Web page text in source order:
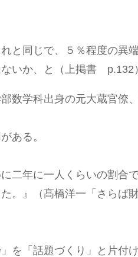
と同じで、５％程度の異
いか、と（上掲書 p.132
数学科出身の元大蔵官僚
ある。
に二年に一人くらいの割
た。』（髙橋洋一「さら
を「話題づくり」と片付